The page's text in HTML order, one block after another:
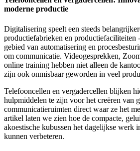
moderne productie
Digitalisering speelt een steeds
productiefabrieken en productiefaciliteiten
gebied van automatisering en
om communicatie. Videogesprekken,
online training hebben niet alleen de
zijn ook onmisbaar geworden in veel
Telefooncellen en vergadercellen blijken
hulpmiddelen te zijn voor het creëren van
communicatieruimten direct waar ze het
artikel laten we zien hoe de compacte,
akoestische kubussen het dagelijkse werk
kunnen verbeteren.